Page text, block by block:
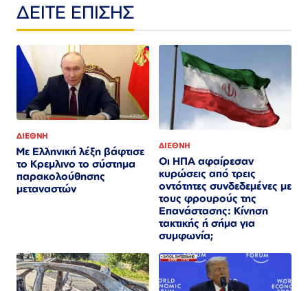
ΔΕΙΤΕ ΕΠΙΣΗΣ
ΔΙΕΘΝΗ
Με Ελληνική λέξη βάφτισε
το Κρεμλινο το σύστημα
παρακολούθησης
μεταναστών
ΔΙΕΘΝΗ
Οι ΗΠΑ αφαίρεσαν
κυρώσεις από τρεις
οντότητες συνδεδεμένες με
τους φρουρούς της
Επανάστασης: Κίνηση
τακτικής ή σήμα για
συμφωνία;